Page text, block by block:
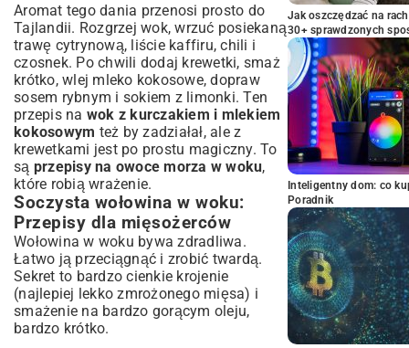
Aromat tego dania przenosi prosto do
Tajlandii. Rozgrzej wok, wrzuć posiekaną
trawę cytrynową, liście kaffiru, chili i
czosnek. Po chwili dodaj krewetki, smaż
krótko, wlej mleko kokosowe, dopraw
sosem rybnym i sokiem z limonki. Ten
przepis na wok z kurczakiem i mlekiem
kokosowym też by zadziałał, ale z
krewetkami jest po prostu magiczny. To
są przepisy na owoce morza w woku,
które robią wrażenie.
Soczysta wołowina w woku:
Przepisy dla mięsożerców
Wołowina w woku bywa zdradliwa.
Łatwo ją przeciągnąć i zrobić twardą.
Sekret to bardzo cienkie krojenie
(najlepiej lekko zmrożonego mięsa) i
smażenie na bardzo gorącym oleju,
bardzo krótko.
Jak oszczędzać na
30+ sprawdzonych
Inteligentny dom: co
Poradnik